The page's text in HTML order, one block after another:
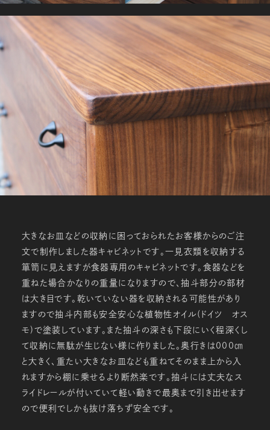
大きなお皿などの収納に困っておられたお客様からのご注
文で制作しました器キャビネットです。一見衣類を収納する
箪笥に見えますが食器専用のキャビネットです。食器などを
重ねた場合かなりの重量になりますので、抽斗部分の部材
は大き目です。乾いていない器を収納される可能性があり
ますので抽斗内部も安全安心な植物性オイル(ドイツ オス
モ)で塗装しています。また抽斗の深さも下段にいく程深くし
て収納に無駄が生じない様に作りました。奥行きは000㎝
と大きく、重たい大きなお皿なども重ねてそのまま上から入
れますから棚に乗せるより断然楽です。抽斗には丈夫なス
ライドレールが付いていて軽い動きで最奥まで引き出せます
ので便利でしかも抜け落ちず安全です。